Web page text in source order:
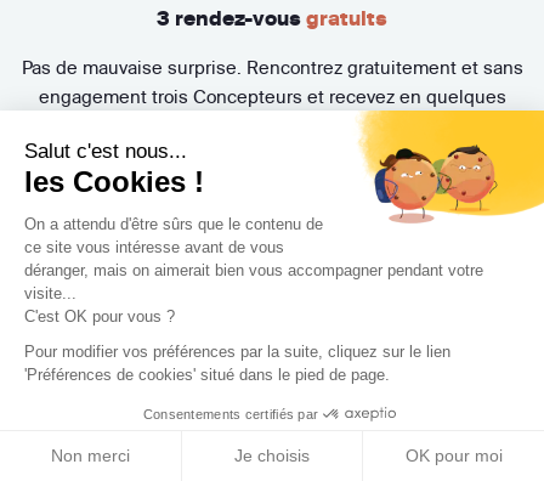
Salut c'est nous...
les Cookies !
On a attendu d'être sûrs que le contenu de
ce site vous intéresse avant de vous
déranger, mais on aimerait bien vous accompagner pendant votre
visite...
C'est OK pour vous ?
Pour modifier vos préférences par la suite, cliquez sur le lien
'Préférences de cookies' situé dans le pied de page.
Consentements certifiés par
Non merci Je choisis OK pour moi
3 rendez-vous gratuits
Pas de mauvaise surprise. Rencontrez gratuitement et sans
engagement trois Concepteurs et recevez en quelques
jours leur proposition d'accompagnement.
Trouvez le professionnel
le plus adapté à votre
projet !